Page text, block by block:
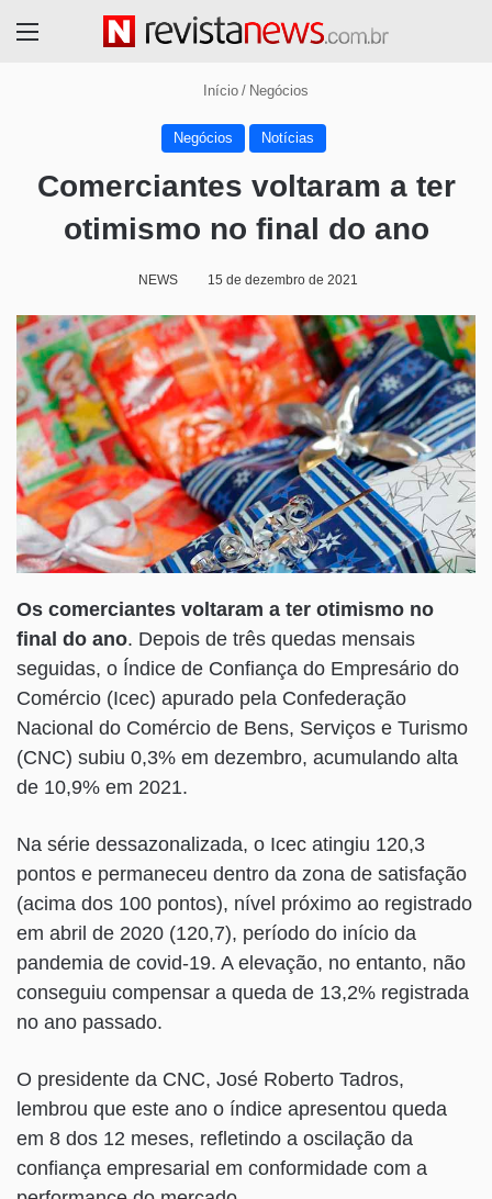
Início / Negócios
Negócios Notícias
Comerciantes voltaram a ter
otimismo no final do ano
NEWS 15 de dezembro de 2021
Os comerciantes voltaram a ter otimismo no
final do ano. Depois de três quedas mensais
seguidas, o Índice de Confiança do Empresário do
Comércio (Icec) apurado pela Confederação
Nacional do Comércio de Bens, Serviços e Turismo
(CNC) subiu 0,3% em dezembro, acumulando alta
de 10,9% em 2021.
Na série dessazonalizada, o Icec atingiu 120,3
pontos e permaneceu dentro da zona de satisfação
(acima dos 100 pontos), nível próximo ao registrado
em abril de 2020 (120,7), período do início da
pandemia de covid-19. A elevação, no entanto, não
conseguiu compensar a queda de 13,2% registrada
no ano passado.
O presidente da CNC, José Roberto Tadros,
lembrou que este ano o índice apresentou queda
em 8 dos 12 meses, refletindo a oscilação da
confiança empresarial em conformidade com a